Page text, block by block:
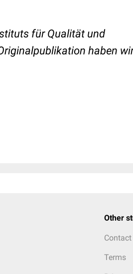
für Qualität und
haben
Other
Contact
Terms